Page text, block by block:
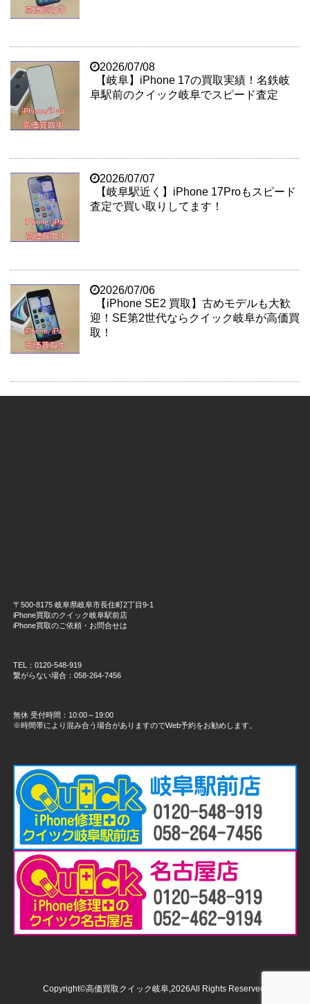
2026/07/08
【岐阜】iPhone 17の買取実績！名鉄岐
阜駅前のクイック岐阜でスピード査定
2026/07/07
【岐阜駅近く】iPhone 17Proもスピード
査定で買い取りしてます！
2026/07/06
【iPhone SE2 買取】古めモデルも大歓
迎！SE第2世代ならクイック岐阜が高価買
取！
〒500-8175 岐阜県岐阜市長住町2丁目9-1
iPhone買取のクイック岐阜駅前店
iPhone買取のご依頼・お問合せは
TEL：0120-548-919
繋がらない場合：058-264-7456
無休 受付時間：10:00～19:00
※時間帯により混み合う場合がありますのでWeb予約をお勧めします。
Copyright©高価買取クイック岐阜,2026All Rights Reserved.